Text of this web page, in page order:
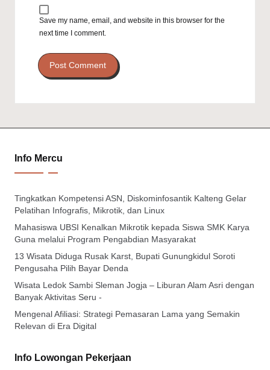
Save my name, email, and website in this browser for the
next time I comment.
Info Mercu
Tingkatkan Kompetensi ASN, Diskominfosantik Kalteng Gelar
Pelatihan Infografis, Mikrotik, dan Linux
Mahasiswa UBSI Kenalkan Mikrotik kepada Siswa SMK Karya
Guna melalui Program Pengabdian Masyarakat
13 Wisata Diduga Rusak Karst, Bupati Gunungkidul Soroti
Pengusaha Pilih Bayar Denda
Wisata Ledok Sambi Sleman Jogja – Liburan Alam Asri dengan
Banyak Aktivitas Seru -
Mengenal Afiliasi: Strategi Pemasaran Lama yang Semakin
Relevan di Era Digital
Info Lowongan Pekerjaan